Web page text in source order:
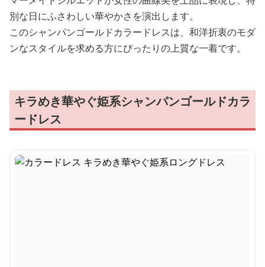
別な日にふさわしい華やかさを演出します。
このシャンパンゴールドカラードレスは、和洋折衷のモダ
ンなスタイルを求める方にぴったりの上質な一着です。
キラめき華やぐ姫系シャンパンゴールドカラ
ードレス